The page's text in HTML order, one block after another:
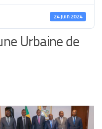
24 juin 2024
Urbaine de